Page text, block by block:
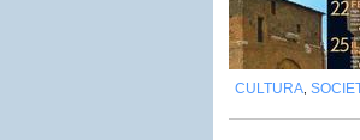
CULTURA